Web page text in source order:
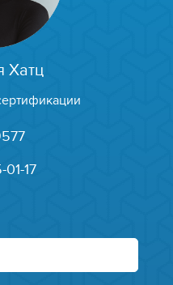
Хатц
17